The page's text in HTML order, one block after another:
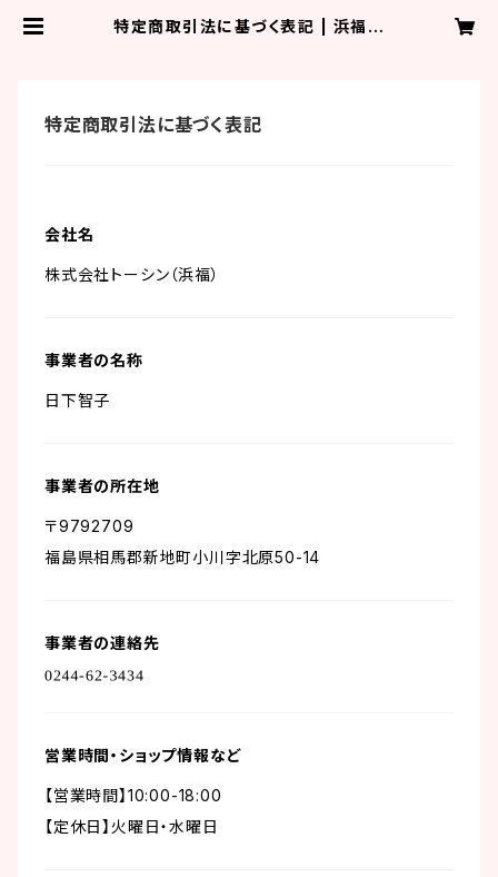
特定商取引法に基づく表記 | 浜福の
特定商取引法に基づく表記
会社名
株式会社トーシン（浜福）
事業者の名称
日下智子
事業者の所在地
〒9792709
福島県相馬郡新地町小川字北原50-14
事業者の連絡先
営業時間・ショップ情報など
【営業時間】10:00-18:00
【定休日】火曜日・水曜日